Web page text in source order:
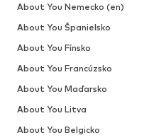
About You Nemecko (en)
About You Španielsko
About You Fínsko
About You Francúzsko
About You Maďarsko
About You Litva
About You Belgicko